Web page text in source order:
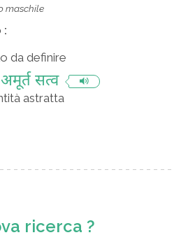
maschile
:
da definire
सत्व
astratta
ricerca ?